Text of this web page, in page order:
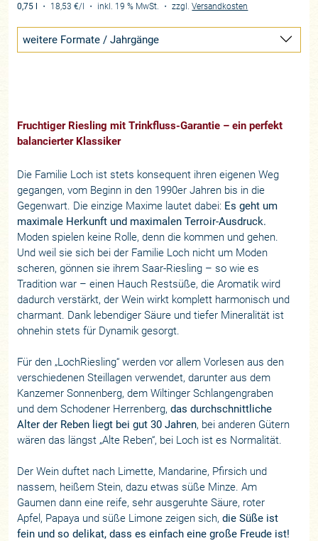
0,75 l
・ 18,53 €/l ・ inkl. 19 % MwSt. ・zzgl.Versandkosten
weitere Formate / Jahrgänge
Fruchtiger Riesling mit Trinkfluss-Garantie – ein perfekt
balancierter Klassiker
Die Familie Loch ist stets konsequent ihren eigenen Weg
gegangen, vom Beginn in den 1990er Jahren bis in die
Gegenwart. Die einzige Maxime lautet dabei: Es geht um
maximale Herkunft und maximalen Terroir-Ausdruck.
Moden spielen keine Rolle, denn die kommen und gehen.
Und weil sie sich bei der Familie Loch nicht um Moden
scheren, gönnen sie ihrem Saar-Riesling – so wie es
Tradition war – einen Hauch Restsüße, die Aromatik wird
dadurch verstärkt, der Wein wirkt komplett harmonisch und
charmant. Dank lebendiger Säure und tiefer Mineralität ist
ohnehin stets für Dynamik gesorgt.
Für den „LochRiesling“ werden vor allem Vorlesen aus den
verschiedenen Steillagen verwendet, darunter aus dem
Kanzemer Sonnenberg, dem Wiltinger Schlangengraben
und dem Schodener Herrenberg,das durchschnittliche
Alter der Reben liegt bei gut 30 Jahren, bei anderen Gütern
wären das längst „Alte Reben“, bei Loch ist es Normalität.
Der Wein duftet nach Limette, Mandarine, Pfirsich und
nassem, heißem Stein, dazu etwas süße Minze. Am
Gaumen dann eine reife, sehr ausgeruhte Säure, roter
Apfel, Papaya und süße Limone zeigen sich,die Süße ist
fein und so delikat, dass es einfach eine große Freude ist!